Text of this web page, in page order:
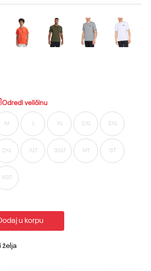
Odredi veličinu
M L XL 2XL 3XL
2XL XLT 3XLT MT ST
XST
u korpu
želja